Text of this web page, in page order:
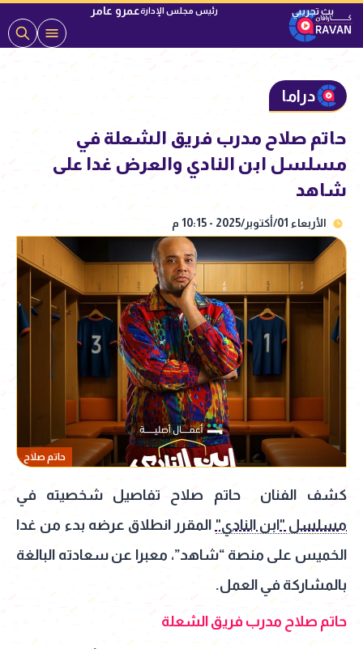
رئيس مجلس الإدارةعمرو عامر
دراما
حاتم صلاح مدرب فريق الشعلة في
مسلسل ابن النادي والعرض غدا على
شاهد
الأربعاء 01/أكتوبر/2025 - 10:15 م
حاتم صلاح
كشف الفنان حاتم صلاح تفاصيل شخصيته في
مسلسل "ابن النادي" المقرر انطلاق عرضه بدء من غدا
الخميس على منصة “شاهد”، معبرا عن سعادته البالغة
بالمشاركة في العمل.
حاتم صلاح مدرب فريق الشعلة